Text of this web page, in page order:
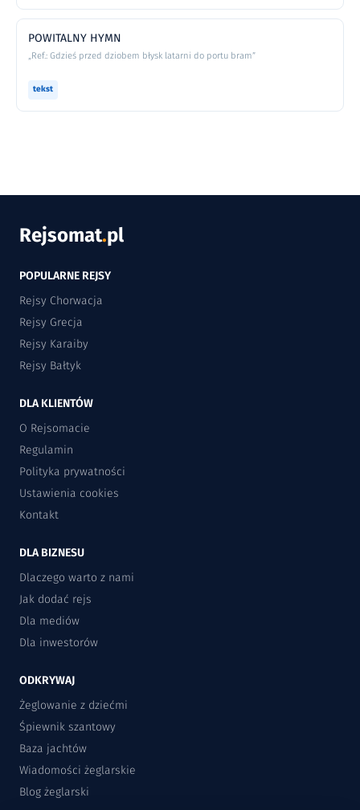
POWITALNY HYMN
„Ref.: Gdzieś przed dziobem błysk latarni do portu bram”
tekst
Rejsomat.pl
POPULARNE REJSY
Rejsy Chorwacja
Rejsy Grecja
Rejsy Karaiby
Rejsy Bałtyk
DLA KLIENTÓW
O Rejsomacie
Regulamin
Polityka prywatności
Ustawienia cookies
Kontakt
DLA BIZNESU
Dlaczego warto z nami
Jak dodać rejs
Dla mediów
Dla inwestorów
ODKRYWAJ
Żeglowanie z dziećmi
Śpiewnik szantowy
Baza jachtów
Wiadomości żeglarskie
Blog żeglarski